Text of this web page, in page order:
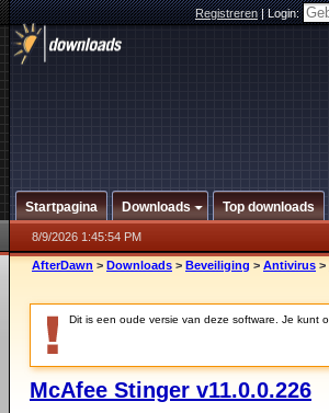
Registreren|Login:
Startpagina Downloads Top downloads
8/9/2026 1:45:54 PM
AfterDawn > Downloads > Beveiliging > Antivirus >
Dit is een oude versie van deze software. Je kunt
McAfee Stinger v11.0.0.226